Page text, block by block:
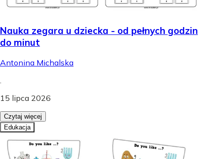
Nauka zegara u dziecka - od pełnych godzin
do minut
Antonina Michalska
.
15 lipca 2026
Czytaj więcej
Edukacja